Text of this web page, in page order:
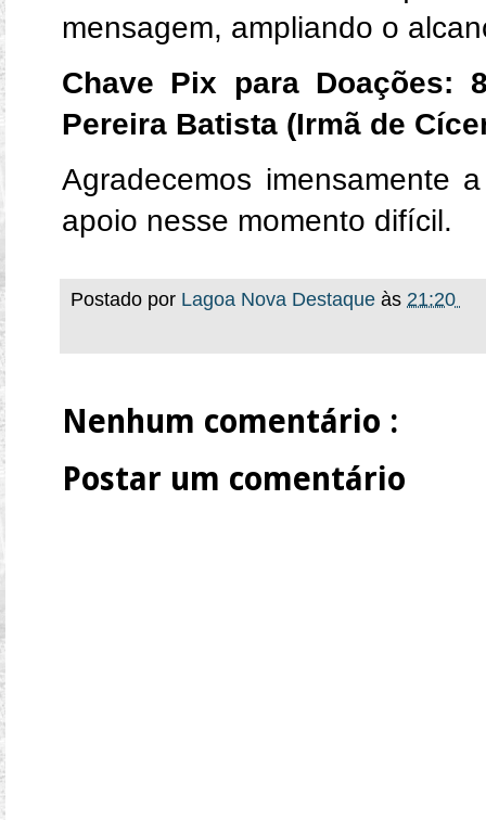
mensagem, ampliando o
Chave Pix para Doações:
Pereira Batista (Irmã de
Agradecemos imensamente
apoio nesse momento difícil.
Postado por Lagoa Nova Destaque às 21:20
Nenhum comentário :
Postar um comentário